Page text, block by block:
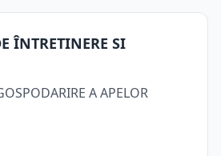
ÎNTRETINERE SI
A APELOR